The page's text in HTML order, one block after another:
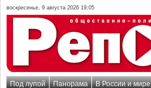
воскресенье, 9 августа 2026 19:05
Под лупой Панорама В России и мире